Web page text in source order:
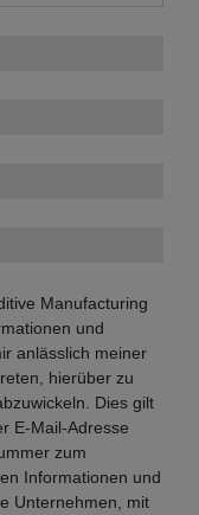
Manufacturing
und
anlässlich meiner
hierüber zu
Dies gilt
E-Mail-Adresse
zum
Informationen und
Unternehmen, mit